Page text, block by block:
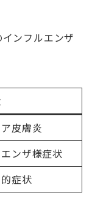
ンフルエンザ
皮膚炎
ンザ様症状
症状